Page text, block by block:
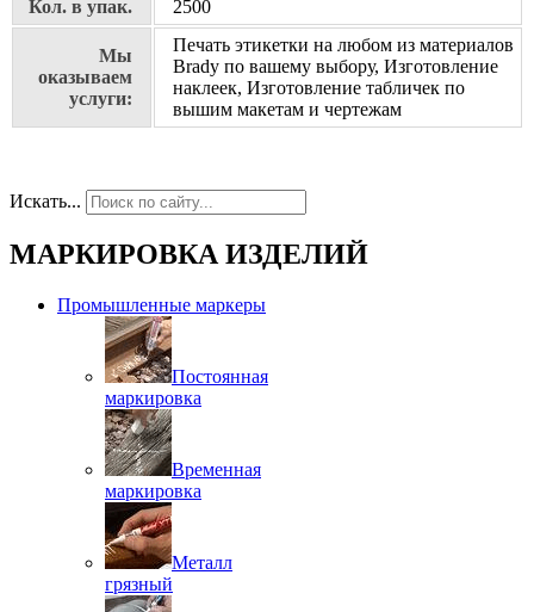
Кол. в упак. 2500
Мы
оказываем
услуги:
Печать этикетки на любом из материалов
Brady по вашему выбору, Изготовление
наклеек, Изготовление табличек по
вышим макетам и чертежам
Искать...
МАРКИРОВКА ИЗДЕЛИЙ
Промышленные маркеры
Постоянная
маркировка
Временная
маркировка
Металл
грязный